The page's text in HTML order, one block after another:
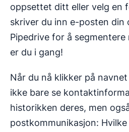
oppsettet ditt eller velg en
skriver du inn e-posten din
Pipedrive for å
er du i gang!
Når du nå klikker på
ikke bare se
historikken deres, men
postkommunikasjon: